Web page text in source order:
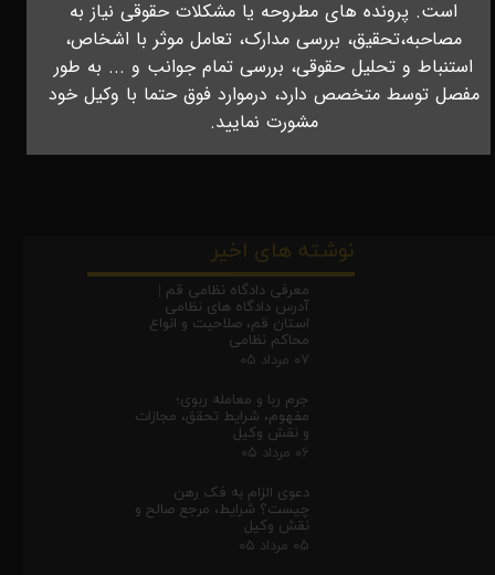
نوشته های اخیر
معرفی دادگاه نظامی قم |
آدرس دادگاه های نظامی
استان قم، صلاحیت و انواع
محاکم نظامی
۰۷ مرداد ۰۵
جرم ربا و معامله ربوی؛
مفهوم، شرایط تحقق، مجازات
و نقش وکیل
۰۶ مرداد ۰۵
دعوی الزام به فک رهن
چیست؟ شرایط، مرجع صالح و
نقش وکیل
۰۵ مرداد ۰۵
است. پرونده های مطروحه یا مشکلات حقوقی نیاز به
مصاحبه،تحقیق، بررسی مدارک، تعامل موثر با اشخاص،
استنباط و تحلیل حقوقی، بررسی تمام جوانب و ... به طور
مفصل توسط متخصص دارد، درموارد فوق حتما با وکیل خود
مشورت نمایید.